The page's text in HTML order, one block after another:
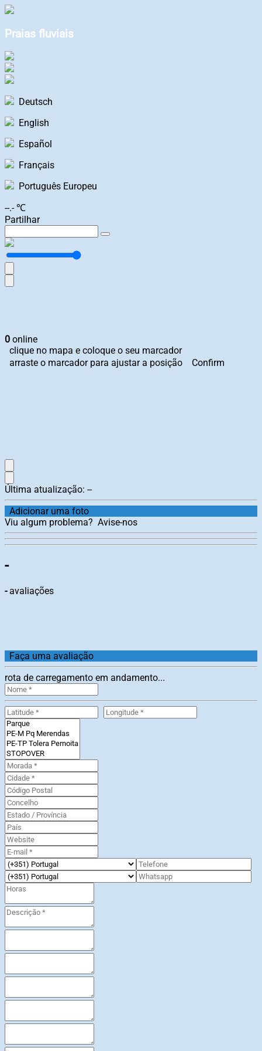
Praias fluviais
Deutsch
English
Español
Français
Português Europeu
--.- ℃
Partilhar
0 online
clique no mapa e coloque o seu marcador
arraste o marcador para ajustar a posição
Confirm
Última atualização: --
Adicionar uma foto
Viu algum problema? Avise-nos
-
-avaliações
Faça uma avaliação
rota de carregamento em andamento...